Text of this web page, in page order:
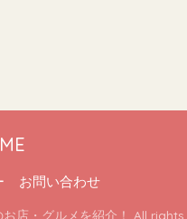
お問い合わせ
店・グルメを紹介！ All rights